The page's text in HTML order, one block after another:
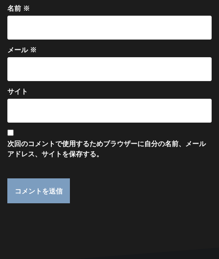
名前 ※
メール ※
サイト
次回のコメントで使用するためブラウザーに自分の名前、メール
アドレス、サイトを保存する。